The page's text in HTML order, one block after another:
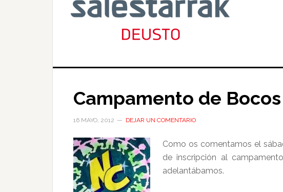
Campamento de
16 MAYO, 2012 DEJAR UN COMENTARIO
Como os comentamos el
de inscripción al
adelantábamos.